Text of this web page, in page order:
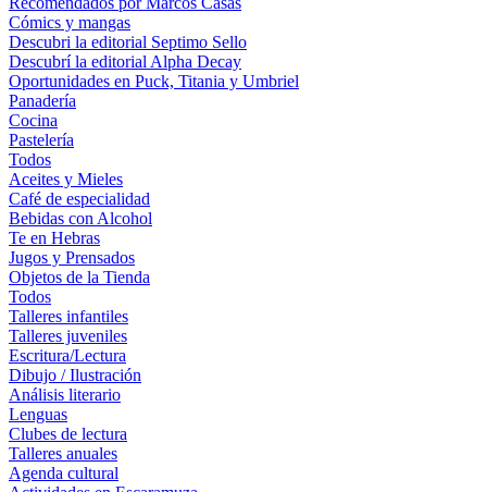
Cómics y mangas
Descubri la editorial Septimo Sello
Descubrí la editorial Alpha Decay
Oportunidades en Puck, Titania y Umbriel
Panadería
Cocina
Pastelería
Todos
Aceites y Mieles
Café de especialidad
Bebidas con Alcohol
Te en Hebras
Jugos y Prensados
Objetos de la Tienda
Todos
Talleres infantiles
Talleres juveniles
Escritura/Lectura
Dibujo / Ilustración
Análisis literario
Lenguas
Clubes de lectura
Talleres anuales
Agenda cultural